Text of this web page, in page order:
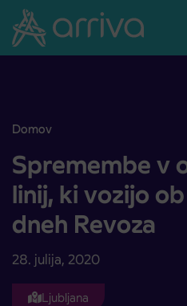
Skoči na vsebino
Domov
Spremembe v obratovanju linij, ki
Spremembe v
linij, ki vozijo
dneh Revoza
28. julija, 2020
Ljubljana